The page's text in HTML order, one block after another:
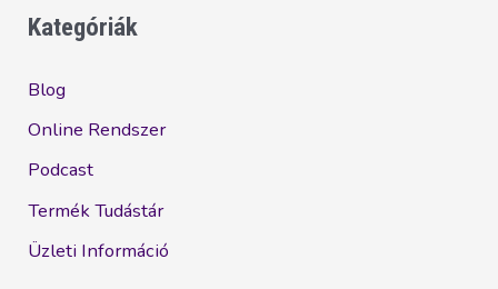
Kategóriák
Blog
Online Rendszer
Podcast
Termék Tudástár
Üzleti Információ